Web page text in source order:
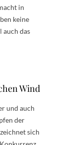
in
keine
auch das
Wind
und auch
der
sich